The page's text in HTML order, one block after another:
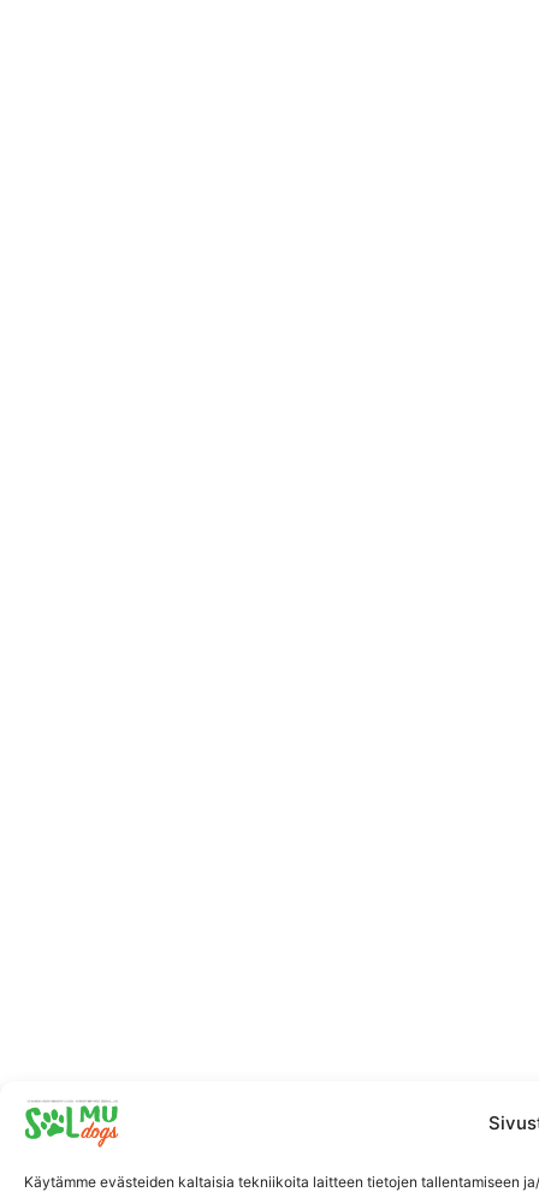
Käytämme evästeiden kaltaisia tekniikoita laitteen tietojen tallentamiseen